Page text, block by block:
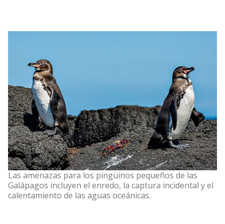
Las amenazas para los pingüinos pequeños de las
Galápagos incluyen el enredo, la captura incidental y el
calentamiento de las aguas oceánicas.